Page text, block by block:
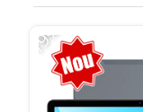
-19%